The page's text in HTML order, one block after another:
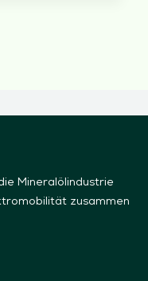
Mineralölindustrie
zusammen